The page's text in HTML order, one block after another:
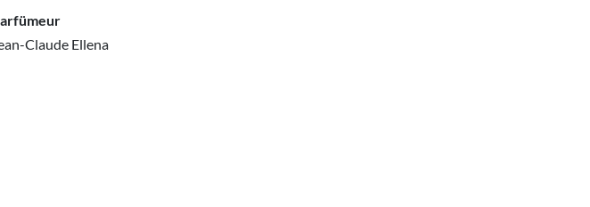
Claude Ellena